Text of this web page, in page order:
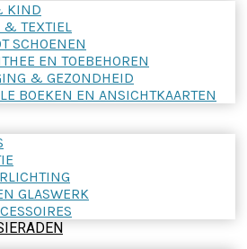
KIND
& TEXTIEL
SCHOENEN
EN TOEBEHOREN
& GEZONDHEID
BOEKEN EN ANSICHTKAARTEN
GLASWERK